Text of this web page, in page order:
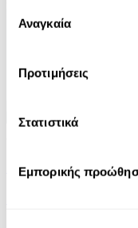
των υπηρεσιών τους.
συγκατάθεσης
Αναγκαία
Προτιμήσεις
Στατιστικά
Εμπορικής
Μια Αλλιώτικη